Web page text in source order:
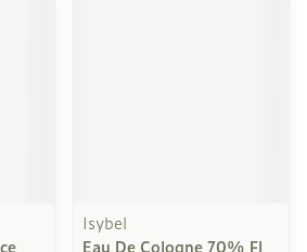
Isybel
Eau De Cologne 70% Fl